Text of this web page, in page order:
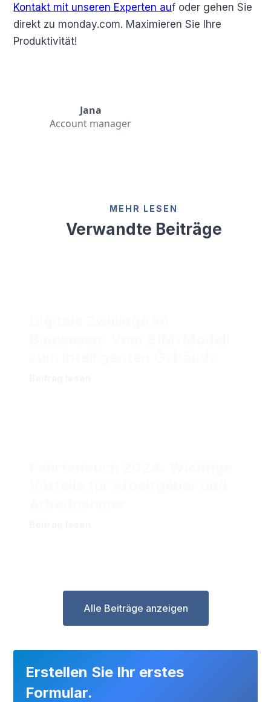
Kontakt mit unseren Experten auf oder gehen Sie
direkt zu monday.com. Maximieren Sie Ihre
Produktivität!
Jana
Account manager
MEHR LESEN
Verwandte Beiträge
Alle Beiträge anzeigen
Erstellen Sie Ihr erstes
Formular.